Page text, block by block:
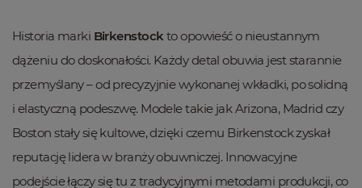
Historia marki Birkenstock to opowieść o nieustannym
dążeniu do doskonałości. Każdy detal obuwia jest starannie
przemyślany – od precyzyjnie wykonanej wkładki, po solidną
i elastyczną podeszwę. Modele takie jak Arizona, Madrid czy
Boston stały się kultowe, dzięki czemu Birkenstock zyskał
reputację lidera w branży obuwniczej. Innowacyjne
podejście łączy się tu z tradycyjnymi metodami produkcji, co